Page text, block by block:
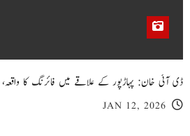
ڈی آئی خان: پہاڑپور کے علاقے میں فائرنگ کا واقعہ،
JAN 12, 2026